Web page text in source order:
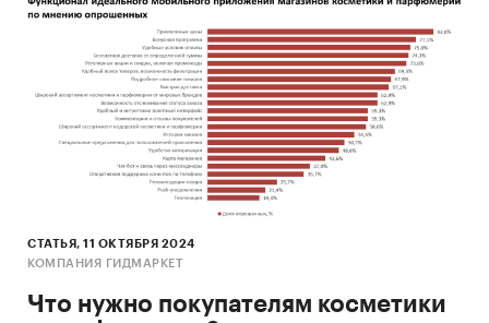
СТАТЬЯ, 11 ОКТЯБРЯ 2024
КОМПАНИЯ ГИДМАРКЕТ
Что нужно покупателям косметики